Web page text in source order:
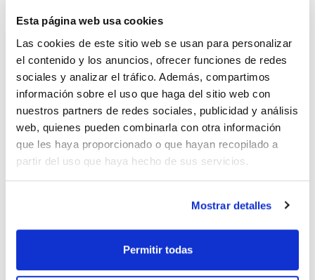
Esta página web usa cookies
Las cookies de este sitio web se usan para personalizar
el contenido y los anuncios, ofrecer funciones de redes
sociales y analizar el tráfico. Además, compartimos
información sobre el uso que haga del sitio web con
nuestros partners de redes sociales, publicidad y análisis
web, quienes pueden combinarla con otra información
que les haya proporcionado o que hayan recopilado a
partir del uso que haya hecho de sus servicios.
Mostrar detalles
Permitir todas
Matraces Erlenmeyer boca ancha DIN 1773
Documentación técnica
TDS / Ficha técnica
Regístrate para
descargas
COA
Regístrate para
descargas
SDS/ Hoja de seguridad
Regístrate para
descargas
productos marca Scharlau habitualmente en stock,